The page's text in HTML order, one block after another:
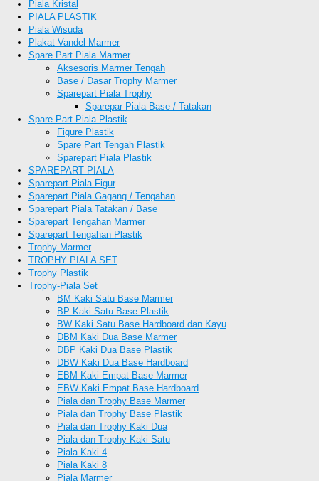
Piala Kristal
PIALA PLASTIK
Piala Wisuda
Plakat Vandel Marmer
Spare Part Piala Marmer
Aksesoris Marmer Tengah
Base / Dasar Trophy Marmer
Sparepart Piala Trophy
Sparepar Piala Base / Tatakan
Spare Part Piala Plastik
Figure Plastik
Spare Part Tengah Plastik
Sparepart Piala Plastik
SPAREPART PIALA
Sparepart Piala Figur
Sparepart Piala Gagang / Tengahan
Sparepart Piala Tatakan / Base
Sparepart Tengahan Marmer
Sparepart Tengahan Plastik
Trophy Marmer
TROPHY PIALA SET
Trophy Plastik
Trophy-Piala Set
BM Kaki Satu Base Marmer
BP Kaki Satu Base Plastik
BW Kaki Satu Base Hardboard dan Kayu
DBM Kaki Dua Base Marmer
DBP Kaki Dua Base Plastik
DBW Kaki Dua Base Hardboard
EBM Kaki Empat Base Marmer
EBW Kaki Empat Base Hardboard
Piala dan Trophy Base Marmer
Piala dan Trophy Base Plastik
Piala dan Trophy Kaki Dua
Piala dan Trophy Kaki Satu
Piala Kaki 4
Piala Kaki 8
Piala Marmer